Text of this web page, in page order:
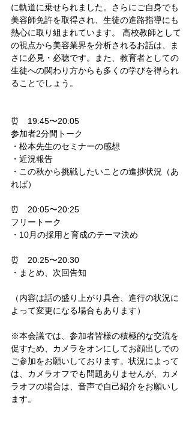
に軌道に乗せられました。さらにご自身でも
美容師免許を取得され、生徒の進路指導にも
熱心に取り組まれています。 高校教師として
の視点から美容業界を分析されるお話は、ま
さに必見・必聴です。また、教育者としての
生徒への関わり方からも多くの学びを得られ
ることでしょう。
⏰　19:45〜20:05
参加者2分間トーク
・松本先生のセミナーの感想
・近況報告
・この秋から挑戦したいことの進捗状況（あ
れば）
⏰　20:05〜20:25
フリートーク
・10月の採用と育成のテーマ決め
⏰　20:25〜20:30
・まとめ、次回告知
（内容は話の盛り上がり具合、進行の状況に
よって変更になる場合もあります）
※本会議では、参加者皆様の積極的な交流を
促すため、カメラをオンにしてお顔出しでの
ご参加をお願いしております。状況によって
は、カメラオフでも問題ありませんが、カメ
ラオフの場合は、音声で自己紹介をお願いし
ます。